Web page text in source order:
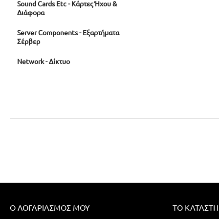
Sound Cards Etc - Κάρτες Ήχου &
Διάφορα
Server Components - Εξαρτήματα
Σέρβερ
Network - Δίκτυο
Ο ΛΟΓΑΡΙΑΣΜΌΣ ΜΟΥ ΤΟ